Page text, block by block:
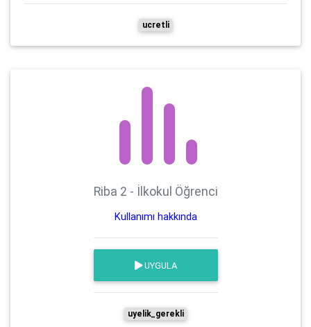
ucretli
Riba 2 - İlkokul Öğrenci
Kullanımı hakkında
UYGULA
uyelik_gerekli